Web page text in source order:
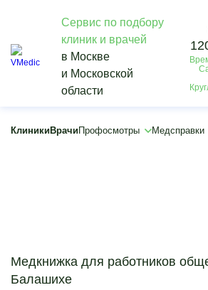
Сервис по подбору
клиник и врачей
в Москве
и Московской
области
Клиники Врачи Профосмотры Медсправки
Vmedic
Медкнижки
Медицинская книжка для работников общепита
Медкнижка для работников
Балашихе